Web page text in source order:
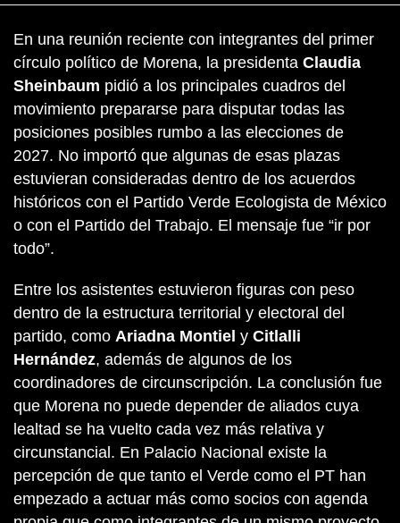
En una reunión reciente con integrantes del primer
círculo político de Morena, la presidenta Claudia
Sheinbaum pidió a los principales cuadros del
movimiento prepararse para disputar todas las
posiciones posibles rumbo a las elecciones de
2027. No importó que algunas de esas plazas
estuvieran consideradas dentro de los acuerdos
históricos con el Partido Verde Ecologista de México
o con el Partido del Trabajo. El mensaje fue “ir por
todo”.
Entre los asistentes estuvieron figuras con peso
dentro de la estructura territorial y electoral del
partido, como Ariadna Montiel y Citlalli
Hernández, además de algunos de los
coordinadores de circunscripción. La conclusión fue
que Morena no puede depender de aliados cuya
lealtad se ha vuelto cada vez más relativa y
circunstancial. En Palacio Nacional existe la
percepción de que tanto el Verde como el PT han
empezado a actuar más como socios con agenda